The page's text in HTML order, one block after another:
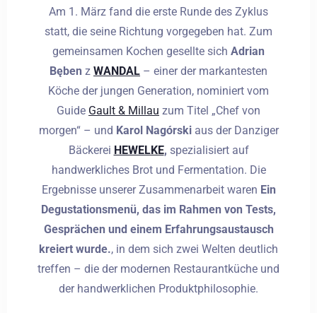
Am 1. März fand die erste Runde des Zyklus
statt, die seine Richtung vorgegeben hat. Zum
gemeinsamen Kochen gesellte sich Adrian
Bęben z WANDAL – einer der markantesten
Köche der jungen Generation, nominiert vom
Guide Gault & Millau zum Titel „Chef von
morgen“ – und Karol Nagórskiaus der Danziger
Bäckerei HEWELKE, spezialisiert auf
handwerkliches Brot und Fermentation. Die
Ergebnisse unserer Zusammenarbeit waren Ein
Degustationsmenü, das im Rahmen von Tests,
Gesprächen und einem Erfahrungsaustausch
kreiert wurde., in dem sich zwei Welten deutlich
treffen – die der modernen Restaurantküche und
der handwerklichen Produktphilosophie.